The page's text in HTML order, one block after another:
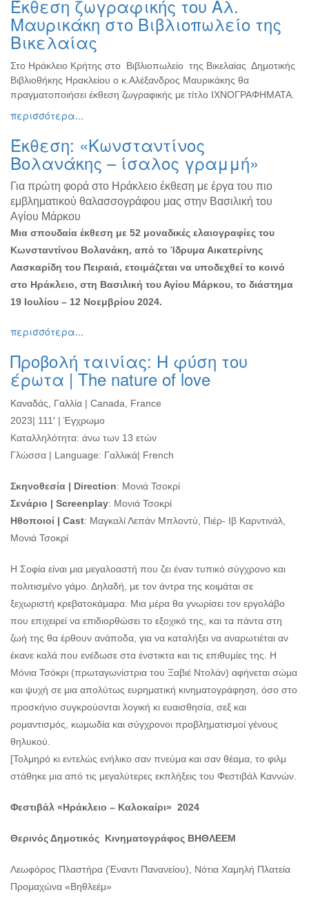
Ζωγραφική
Φωτογραφία
Τραγούδι
Μουσική
Κινηματογράφος
Χορός
Παζάρι
Ειδών
Συνέδρια
Ημερίδες
Διημερίδες
Σεμινάρια-
Διαλέξεις-
Ομιλίες
Διάφορες
για
Παιδιά
Άλλες
Εκδηλώσεις
ΤΟΠΟΣ
ΜΑΣ
ΔΗΜΟΣ
ΠΟΛΙΤΙΣΜΟΣ
ΑΝΘΕΚΤΙΚΗ
ΠΟΛΗ
Έκθεση ζωγραφικής του Αλ.
Μαυρικάκη στο Βιβλιοπωλείο της
Βικελαίας
Στο Ηράκλειο Κρήτης στο Βιβλιοπωλείο της Βικελαίας Δημοτικής
Βιβλιοθήκης Ηρακλείου ο κ.Αλέξανδρος Μαυρικάκης θα
πραγματοποιήσει έκθεση ζωγραφικής με τίτλο ΙΧΝΟΓΡΑΦΗΜΑΤΑ.
περισσότερα...
Έκθεση: «Κωνσταντίνος
Βολανάκης – ίσαλος γραμμή»
Για πρώτη φορά στο Ηράκλειο έκθεση με έργα του πιο
εμβληματικού θαλασσογράφου μας στην Βασιλική του
Αγίου Μάρκου
Μια σπουδαία έκθεση με 52 μοναδικές ελαιογραφίες του
Κωνσταντίνου Βολανάκη, από το Ίδρυμα Αικατερίνης
Λασκαρίδη του Πειραιά, ετοιμάζεται να υποδεχθεί το κοινό
στο Ηράκλειο, στη Βασιλική του Αγίου Μάρκου, το διάστημα
19 Ιουλίου – 12 Νοεμβρίου 2024.
περισσότερα...
Προβολή ταινίας: Η φύση του
έρωτα | The nature of love
Καναδάς, Γαλλία | Canada, France
2023| 111′ | Έγχρωμο
Καταλληλότητα: άνω των 13 ετών
Γλώσσα | Language: Γαλλικά| French
Σκηνοθεσία | Direction: Μονιά Τσοκρί
Σενάριο | Screenplay: Μονιά Τσοκρί
Ηθοποιοί | Cast: Μαγκαλί Λεπάν Μπλοντύ, Πιέρ- Ιβ Καρντινάλ,
Μονιά Τσοκρί
Η Σοφία είναι μια μεγαλοαστή που ζει έναν τυπικό σύγχρονο και
πολιτισμένο γάμο. Δηλαδή, με τον άντρα της κοιμάται σε
ξεχωριστή κρεβατοκάμαρα. Μια μέρα θα γνωρίσει τον εργολάβο
που επιχειρεί να επιδιορθώσει το εξοχικό της, και τα πάντα στη
ζωή της θα έρθουν ανάποδα, για να καταλήξει να αναρωτιέται αν
έκανε καλά που ενέδωσε στα ένστικτα και τις επιθυμίες της. Η
Μόνια Τσόκρι (πρωταγωνίστρια του Ξαβιέ Ντολάν) αφήνεται σώμα
και ψυχή σε μια απολύτως ευρηματική κινηματογράφηση, όσο στο
προσκήνιο συγκρούονται λογική κι ευαισθησία, σεξ και
ρομαντισμός, κωμωδία και σύγχρονοι προβληματισμοί γένους
θηλυκού.
[Τολμηρό κι εντελώς ενήλικο σαν πνεύμα και σαν θέαμα, το φιλμ
στάθηκε μια από τις μεγαλύτερες εκπλήξεις του Φεστιβάλ Καννών.
Φεστιβάλ «Ηράκλειο – Καλοκαίρι» 2024
Θερινός Δημοτικός Κινηματογράφος ΒΗΘΛΕΕΜ
Λεωφόρος Πλαστήρα (Έναντι Πανανείου), Νότια Χαμηλή Πλατεία
Προμαχώνα «Βηθλεέμ»